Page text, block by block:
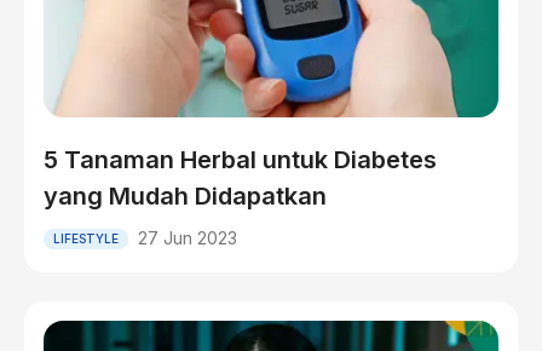
5 Tanaman Herbal untuk Diabetes
yang Mudah Didapatkan
LIFESTYLE 27 Jun 2023